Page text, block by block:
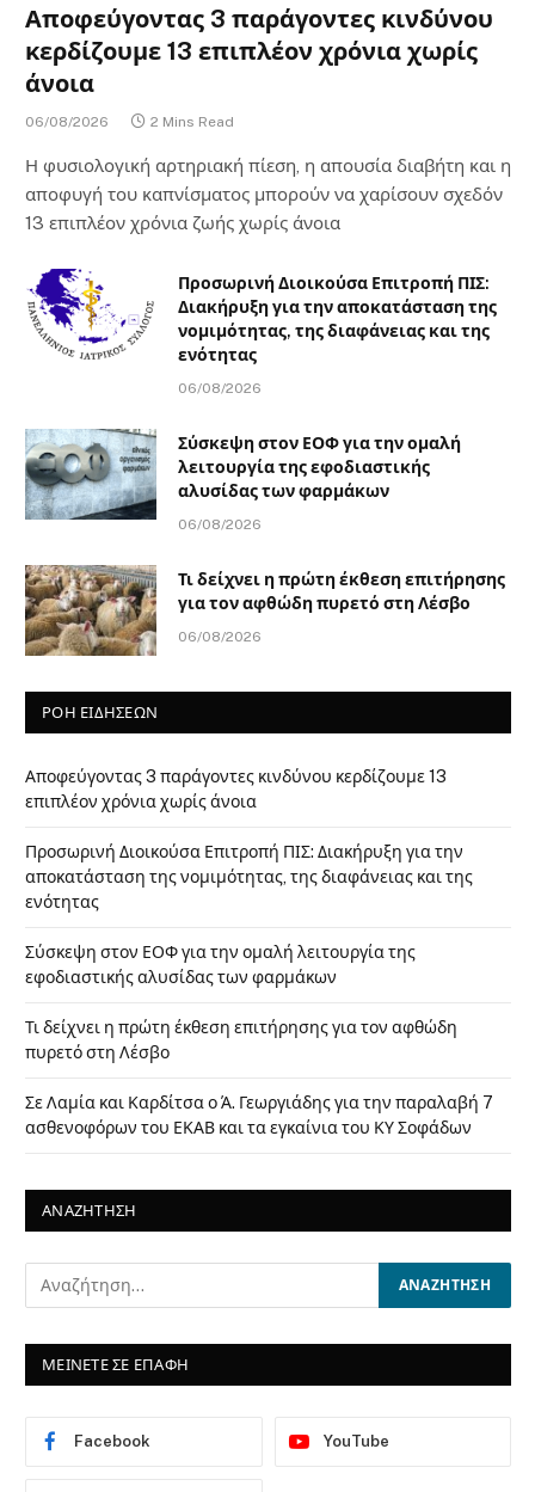
Αποφεύγοντας 3 παράγοντες κινδύνου
κερδίζουμε 13 επιπλέον χρόνια χωρίς
άνοια
06/08/2026 2 Mins Read
Η φυσιολογική αρτηριακή πίεση, η απουσία διαβήτη και η
αποφυγή του καπνίσματος μπορούν να χαρίσουν σχεδόν
13 επιπλέον χρόνια ζωής χωρίς άνοια
Προσωρινή Διοικούσα Επιτροπή ΠΙΣ:
Διακήρυξη για την αποκατάσταση της
νομιμότητας, της διαφάνειας και της
ενότητας
06/08/2026
Σύσκεψη στον ΕΟΦ για την ομαλή
λειτουργία της εφοδιαστικής
αλυσίδας των φαρμάκων
06/08/2026
Τι δείχνει η πρώτη έκθεση επιτήρησης
για τον αφθώδη πυρετό στη Λέσβο
06/08/2026
ΡΟΗ ΕΙΔΗΣΕΩΝ
Αποφεύγοντας 3 παράγοντες κινδύνου κερδίζουμε 13
επιπλέον χρόνια χωρίς άνοια
Προσωρινή Διοικούσα Επιτροπή ΠΙΣ: Διακήρυξη για την
αποκατάσταση της νομιμότητας, της διαφάνειας και της
ενότητας
Σύσκεψη στον ΕΟΦ για την ομαλή λειτουργία της
εφοδιαστικής αλυσίδας των φαρμάκων
Τι δείχνει η πρώτη έκθεση επιτήρησης για τον αφθώδη
πυρετό στη Λέσβο
Σε Λαμία και Καρδίτσα ο Ά. Γεωργιάδης για την παραλαβή 7
ασθενοφόρων του ΕΚΑΒ και τα εγκαίνια του ΚΥ Σοφάδων
ΑΝΑΖΗΤΗΣΗ
ΜΕΙΝΕΤΕ ΣΕ ΕΠΑΦΗ
Facebook YouTube